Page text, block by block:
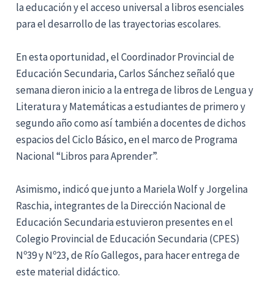
la educación y el acceso universal a libros esenciales
para el desarrollo de las trayectorias escolares.
En esta oportunidad, el Coordinador Provincial de
Educación Secundaria, Carlos Sánchez señaló que
semana dieron inicio a la entrega de libros de Lengua y
Literatura y Matemáticas a estudiantes de primero y
segundo año como así también a docentes de dichos
espacios del Ciclo Básico, en el marco de Programa
Nacional “Libros para Aprender”.
Asimismo, indicó que junto a Mariela Wolf y Jorgelina
Raschia, integrantes de la Dirección Nacional de
Educación Secundaria estuvieron presentes en el
Colegio Provincial de Educación Secundaria (CPES)
Nº39 y Nº23, de Río Gallegos, para hacer entrega de
este material didáctico.